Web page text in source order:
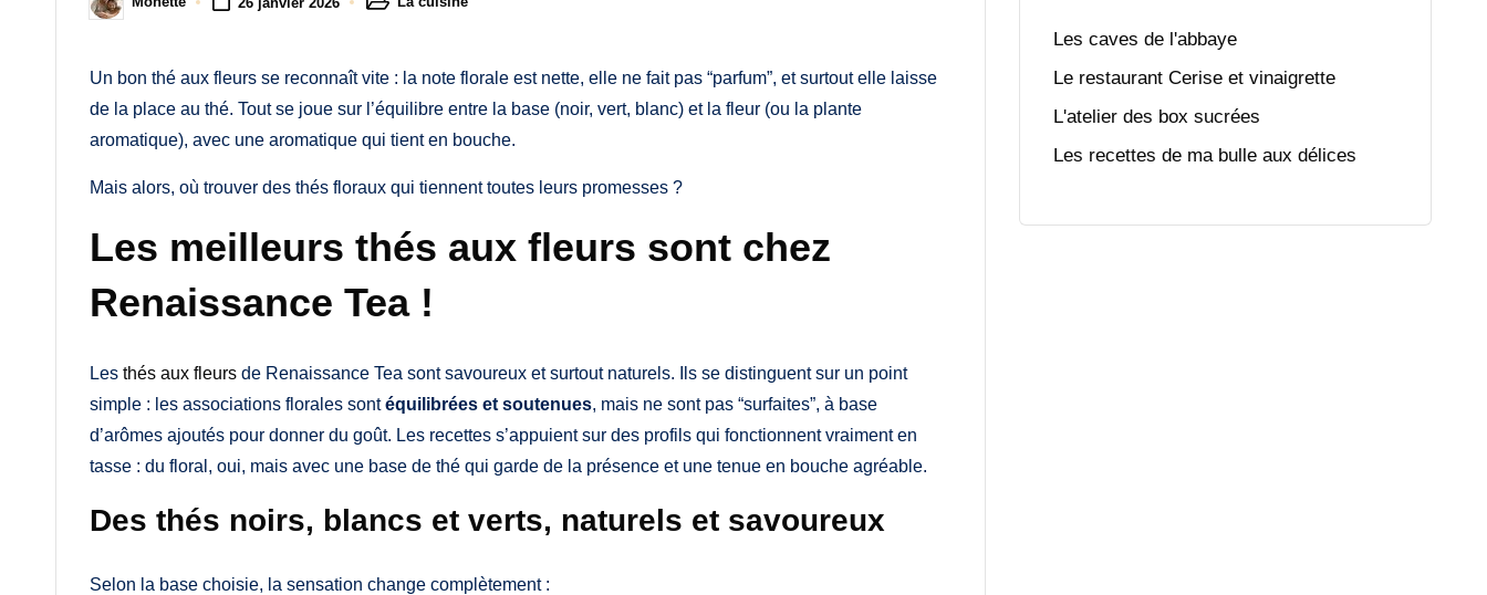
Posted
by
Posted
Un bon thé aux fleurs se reconnaît vite : la note florale est nette, elle ne fait pas “parfum”, et surtout elle laisse
de la place au thé. Tout se joue sur l’équilibre entre la base (noir, vert, blanc) et la fleur (ou la plante
aromatique), avec une aromatique qui tient en bouche.
Mais alors, où trouver des thés floraux qui tiennent toutes leurs promesses ?
Les meilleurs thés aux fleurs sont chez
Renaissance Tea !
Les thés aux fleurs de Renaissance Tea sont savoureux et surtout naturels. Ils se distinguent sur un point
simple : les associations florales sontéquilibrées et soutenues, mais ne sont pas “surfaites”, à base
d’arômes ajoutés pour donner du goût. Les recettes s’appuient sur des profils qui fonctionnent vraiment en
tasse : du floral, oui, mais avec une base de thé qui garde de la présence et une tenue en bouche agréable.
Des thés noirs, blancs et verts, naturels et savoureux
Selon la base choisie, la sensation change complètement :
Les caves de l'abbaye
Le restaurant Cerise et vinaigrette
L'atelier des box sucrées
Les recettes de ma bulle aux délices